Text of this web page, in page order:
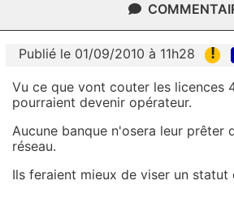
Publié le 01/09/2010 à 11h28 !
Vu ce que vont couter les licences
pourraient devenir opérateur.
Aucune banque n'osera leur prêter
réseau.
Ils feraient mieux de viser un statut